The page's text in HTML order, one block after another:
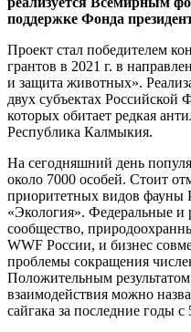
поддержке Фонда
Проект стал победителем
грантов в 2021 г. в
и защита животных».
двух субъектах Российской
которых обитает редкая
Республика Калмыкия.
На сегодняшний день
около 7000 особей. Стоит
приоритетных видов фауны
«Экология». Федеральные и
сообщество,
WWF России, и бизнес
проблемы сокращения
Положительным
взаимодействия можно
сайгака за последние годы с